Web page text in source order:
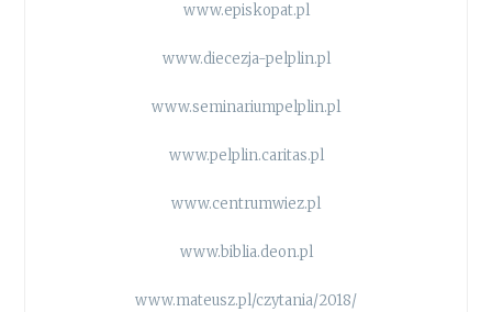
www.episkopat.pl
www.diecezja-pelplin.pl
www.seminariumpelplin.pl
www.pelplin.caritas.pl
www.centrumwiez.pl
www.biblia.deon.pl
www.mateusz.pl/czytania/2018/